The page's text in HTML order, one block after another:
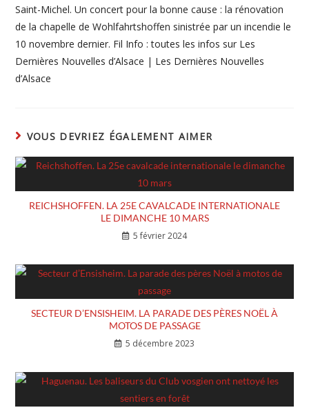
Saint-Michel. Un concert pour la bonne cause : la rénovation
de la chapelle de Wohlfahrtshoffen sinistrée par un incendie le
10 novembre dernier. Fil Info : toutes les infos sur Les
Dernières Nouvelles d’Alsace | Les Dernières Nouvelles
d’Alsace
VOUS DEVRIEZ ÉGALEMENT AIMER
REICHSHOFFEN. LA 25E CAVALCADE INTERNATIONALE
LE DIMANCHE 10 MARS
5 février 2024
SECTEUR D’ENSISHEIM. LA PARADE DES PÈRES NOËL À
MOTOS DE PASSAGE
5 décembre 2023